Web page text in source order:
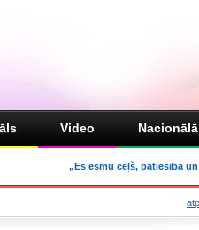
Video
„Es esmu ceļš, patiesība